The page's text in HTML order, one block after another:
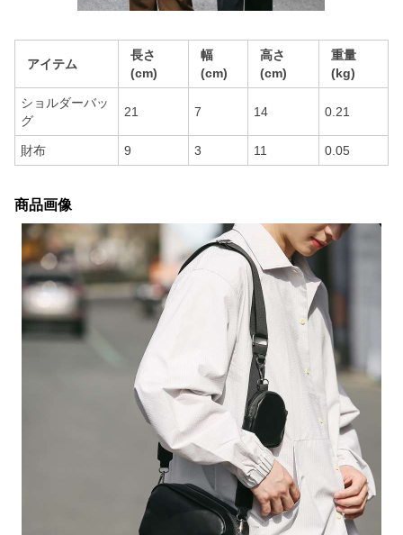
アイテム
長さ
(cm)
幅
(cm)
高さ
(cm)
重量
(kg)
ショルダーバッ
グ
21 7 14 0.21
財布 9 3 11 0.05
商品画像